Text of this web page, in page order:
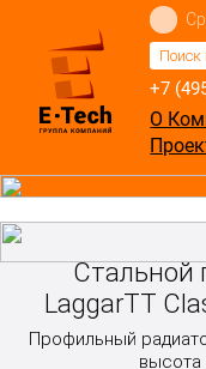
+7
О
Стальной
LaggarTT
Профильный
высота